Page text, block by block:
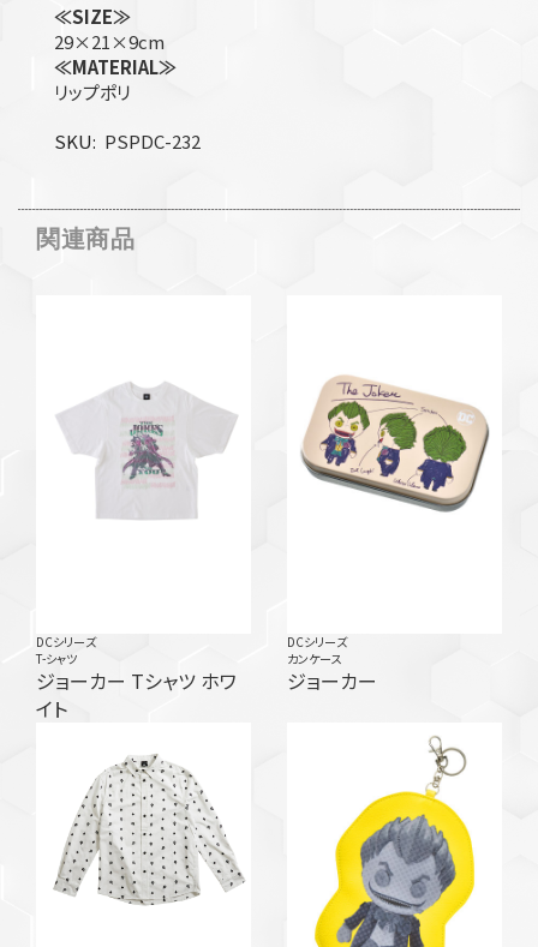
≪SIZE≫
29×21×9cm
≪MATERIAL≫
リップポリ
SKU
PSPDC-232
関連商品
DCシリーズ
T-シャツ
ジョーカー Tシャツ ホワ
イト
DCシリーズ
カンケース
ジョーカー